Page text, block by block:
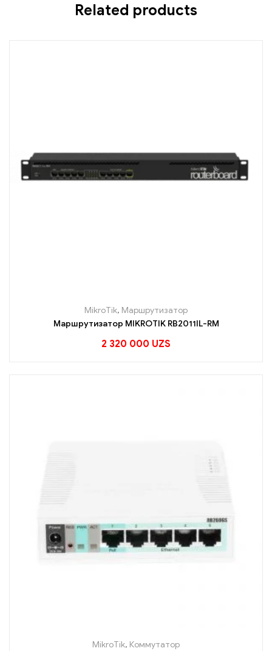
Related products
MikroTik, Маршрутизатор
Маршрутизатор MIKROTIK RB2011IL-RM
2 320 000 UZS
MikroTik, Коммутатор